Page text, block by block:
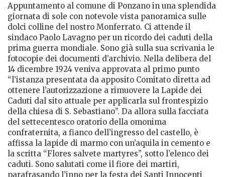
Appuntamento al comune di Ponzano in una splendida
giornata di sole con notevole vista panoramica sulle
dolci colline del nostro Monferrato. Ci attende il
sindaco Paolo Lavagno per un ricordo dei caduti della
prima guerra mondiale. Sono già sulla sua scrivania le
fotocopie dei documenti d’archivio. Nella delibera del
14 dicembre 1924 veniva approvata al primo punto
“l’istanza presentata da apposito Comitato diretta ad
ottenere l’autorizzazione a rimuovere la Lapide dei
Caduti dal sito attuale per applicarla sul frontespizio
della chiesa di S. Sebastiano”. Da allora sulla facciata
del settecentesco oratorio della omonima
confraternita, a fianco dell’ingresso del castello, è
affissa la lapide di marmo con un’aquila in cemento e
la scritta “Flores salvete martyres”, sotto l’elenco dei
caduti. Sono salutati come il fiore dei martiri,
parafrasando l’inno per la festa dei Santi Innocenti